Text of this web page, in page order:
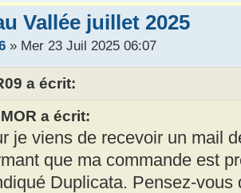
Vallée juillet 2025
» Mer 23 Juil 2025 06:07
a écrit:
a écrit:
je viens de recevoir un mail
que ma commande est
Duplicata. Pensez-